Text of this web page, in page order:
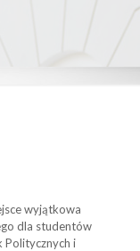
wyjątkowa
dla studentów
Politycznych i